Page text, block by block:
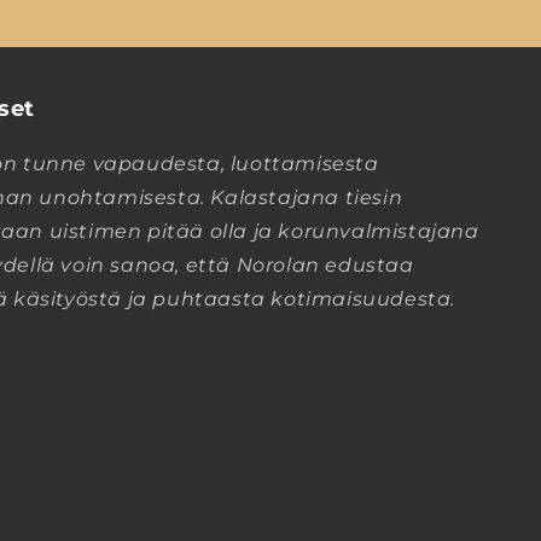
tunne vapaudesta, luottamisesta
unohtamisesta. Kalastajana tiesin
uistimen pitää olla ja korunvalmistajana
voin sanoa, että Norolan edustaa
käsityöstä ja puhtaasta kotimaisuudesta.